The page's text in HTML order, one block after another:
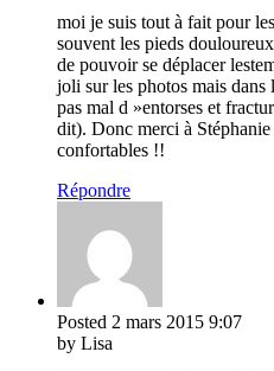
moi je suis tout à fait pour
souvent les pieds
de pouvoir se déplacer
joli sur les photos mais
pas mal d »entorses et
dit). Donc merci à
confortables !!
Répondre
Posted 2 mars 2015 9:07
by Lisa